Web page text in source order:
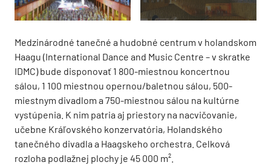
Medzinárodné tanečné a hudobné centrum v holandskom
Haagu (International Dance and Music Centre – v skratke
IDMC) bude disponovať 1 800-miestnou koncertnou
sálou, 1 100 miestnou opernou/baletnou sálou, 500-
miestnym divadlom a 750-miestnou sálou na kultúrne
vystúpenia. K nim patria aj priestory na nacvičovanie,
učebne Kráľovského konzervatória, Holandského
tanečného divadla a Haagskeho orchestra. Celková
rozloha podlažnej plochy je 45 000 m².